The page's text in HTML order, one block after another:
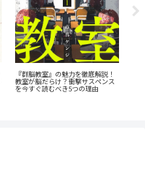
『群脳教室』の魅力を徹底解説！
教室が脳だらけ？衝撃サスペンス
を今すぐ読むべき5つの理由